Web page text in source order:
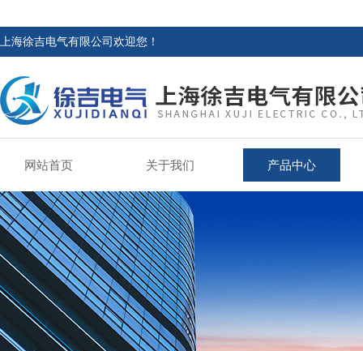
上海徐吉电气有限公司欢迎您！
网站首页 关于我们 产品中心